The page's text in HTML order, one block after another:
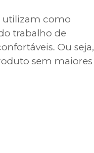
utilizam como
trabalho de
Ou seja,
sem maiores